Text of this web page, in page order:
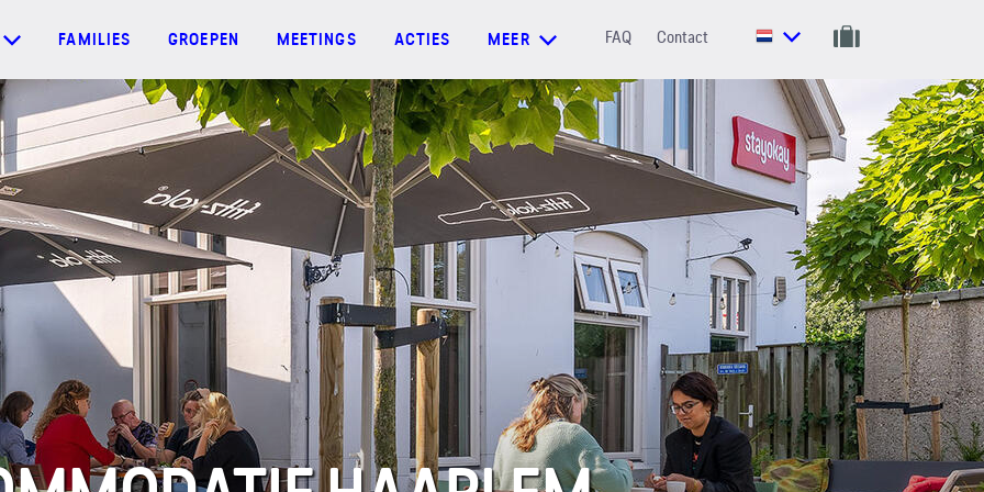
FAMILIES GROEPEN MEETINGS ACTIES MEER FAQ Contact